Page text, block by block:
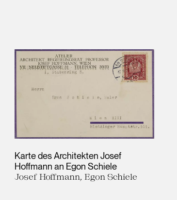
Karte des Architekten Josef
Hoffmann an Egon Schiele
Josef Hoffmann, Egon Schiele